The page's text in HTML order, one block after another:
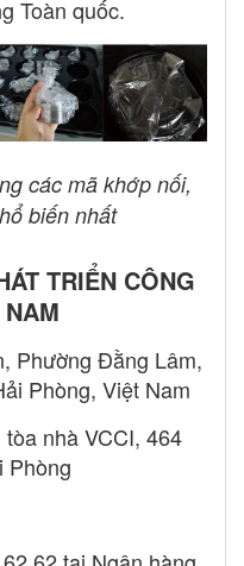
Toàn quốc.
các mã khớp nối,
biến nhất
TRIỂN CÔNG
Phường Đằng Lâm,
Phòng, Việt Nam
nhà VCCI, 464
Phòng